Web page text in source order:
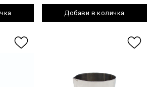
Добави в количка